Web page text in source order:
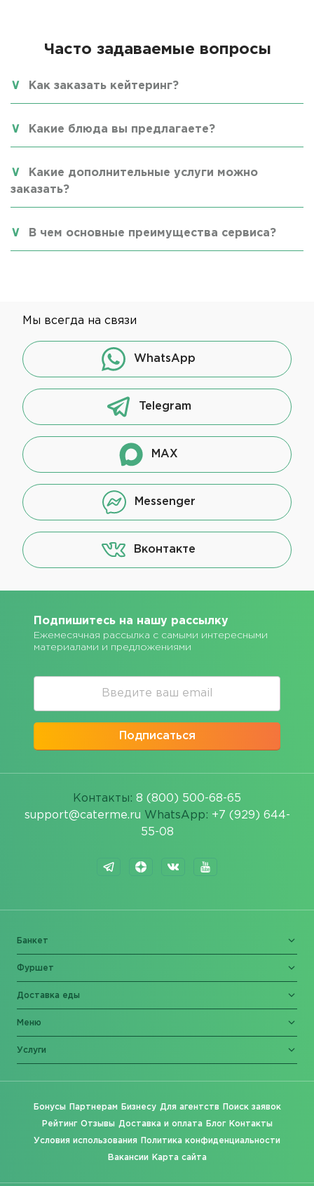
Часто задаваемые вопросы
Как заказать кейтеринг?
Какие блюда вы предлагаете?
Какие дополнительные услуги можно
заказать?
В чем основные преимущества сервиса?
Мы всегда на связи
WhatsApp
Telegram
MAX
Messenger
Вконтакте
Подпишитесь на нашу рассылку
Ежемесячная рассылка с самыми интересными
материалами и предложениями
Подписаться
Контакты: 8 (800) 500-68-65
support@caterme.ru WhatsApp: +7 (929) 644-
55-08
Банкет
Фуршет
Доставка еды
Меню
Услуги
Бонусы Партнерам Бизнесу Для агентств Поиск заявок
Рейтинг Отзывы Доставка и оплата Блог Контакты
Условия использования Политика конфиденциальности
Вакансии Карта сайта